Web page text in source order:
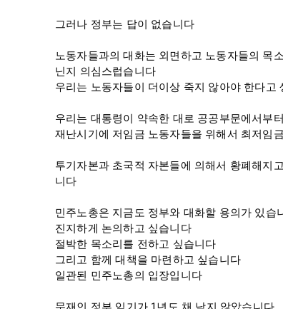
그러나 정부는 답이 없습니다
노동자들과의 대화는 외면하고 노동자들의 목
닌지 의심스럽습니다
우리는 노동자들이 더이상 죽지 않아야 한다고
우리는 대통령이 약속한 대로 공공부문에서부
재난시기에 저임금 노동자들을 위해서 최저임
투기자본과 초국적 자본들에 의해서 황폐해지
니다
민주노총은 지금도 정부와 대화할 용의가 있습
진지하게 논의하고 싶습니다
절박한 목소리를 전하고 싶습니다
그리고 함께 대책을 마련하고 싶습니다
일관된 민주노총의 입장입니다